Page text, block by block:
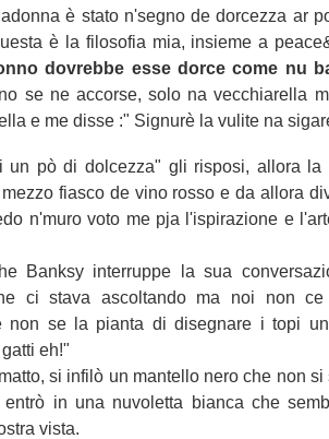
è stato n'segno de dorcezza ar
è la filosofia mia, insieme a
dovrebbe esse dorce come nu
se ne accorse, solo na vecchiarella
e me disse :" Signurè la vulite na
un pò di dolcezza" gli risposi, allora la
fiasco de vino rosso e da allora
n'muro voto me pja l'ispirazione e
Banksy interruppe la sua
ci stava ascoltando ma noi non ce
non se la pianta di disegnare i topi
eh!"
si infilò un mantello nero che non
in una nuvoletta bianca che
vista.